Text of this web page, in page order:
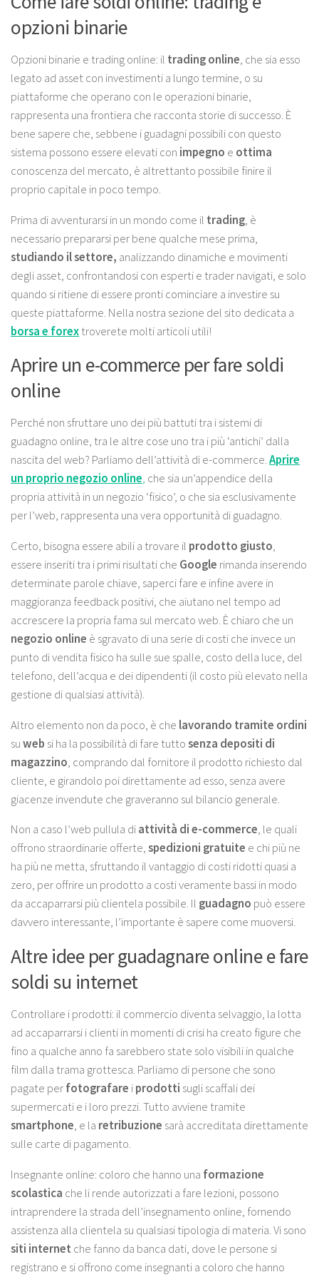
opzioni binarie
Opzioni binarie e trading online: il trading online, che sia esso
legato ad asset con investimenti a lungo termine, o su
piattaforme che operano con le operazioni binarie,
rappresenta una frontiera che racconta storie di successo. È
bene sapere che, sebbene i guadagni possibili con questo
sistema possono essere elevati con impegno e ottima
conoscenza del mercato, è altrettanto possibile finire il
proprio capitale in poco tempo.
Prima di avventurarsi in un mondo come il trading, è
necessario prepararsi per bene qualche mese prima,
studiando il settore, analizzando dinamiche e movimenti
degli asset, confrontandosi con esperti e trader navigati, e solo
quando si ritiene di essere pronti cominciare a investire su
queste piattaforme. Nella nostra sezione del sito dedicata a
borsa e forextroverete molti articoli utili!
Aprire un e-commerce per fare soldi
online
Perché non sfruttare uno dei più battuti tra isistemi di
guadagno online, tra le altre cose uno tra i più ‘antichi’ dalla
nascita del web? Parliamo dell’attività di e-commerce.Aprire
un proprio negozio online, che sia un’appendice della
propria attività in un negozio ‘fisico’, o che sia esclusivamente
per l’web, rappresenta una vera opportunità di guadagno.
Certo, bisogna essere abili a trovare il prodotto giusto,
essere inseriti tra i primi risultati che Google rimanda inserendo
determinate parole chiave, saperci fare e infine avere in
maggioranza feedback positivi, che aiutano nel tempo ad
accrescere la propria fama sul mercato web. È chiaro che un
negozio online è sgravato di una serie di costi che invece un
punto di vendita fisico ha sulle sue spalle, costo della luce, del
telefono, dell’acqua e dei dipendenti (il costo più elevato nella
gestione di qualsiasi attività).
Altro elemento non da poco, è che lavorando tramite ordini
suweb si ha la possibilità di fare tuttosenza depositi di
magazzino, comprando dal fornitore il prodotto richiesto dal
cliente, e girandolo poi direttamente ad esso, senza avere
giacenze invendute che graveranno sul bilancio generale.
Non a caso l’web pullula diattività di e-commerce, le quali
offrono straordinarie offerte,spedizioni gratuite e chi più ne
ha più ne metta, sfruttando il vantaggio di costi ridotti quasi a
zero, per offrire un prodotto a costi veramente bassi in modo
da accaparrarsi più clientela possibile. Il guadagno può essere
davvero interessante, l’importante è sapere come muoversi.
Altre idee per guadagnare online e fare
soldi su internet
Controllare i prodotti: il commercio diventa selvaggio, la lotta
ad accaparrarsi i clienti in momenti di crisi ha creato figure che
fino a qualche anno fa sarebbero state solo visibili in qualche
film dalla trama grottesca. Parliamo di persone che sono
pagate perfotografare iprodotti sugli scaffali dei
supermercati e i loro prezzi. Tutto avviene tramite
smartphone, e la retribuzione sarà accreditata direttamente
sulle carte di pagamento.
Insegnante online: coloro che hanno una formazione
scolastica che li rende autorizzati a fare lezioni, possono
intraprendere la strada dell’insegnamento online, fornendo
assistenza alla clientela su qualsiasi tipologia di materia. Vi sono
siti internet che fanno da banca dati, dove le persone si
registrano e si offrono come insegnanti a coloro che hanno